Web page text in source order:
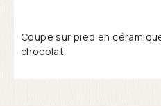
Coupe sur pied en
chocolat